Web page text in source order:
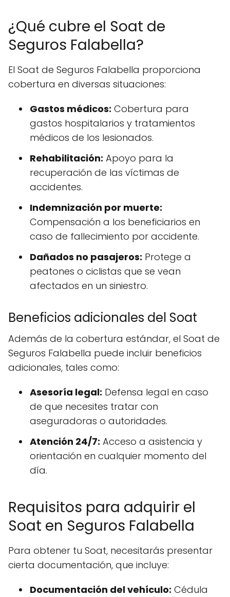
¿Qué cubre el Soat de
Seguros Falabella?
El Soat de Seguros Falabella proporciona
cobertura en diversas situaciones:
Gastos médicos: Cobertura para
gastos hospitalarios y tratamientos
médicos de los lesionados.
Rehabilitación: Apoyo para la
recuperación de las víctimas de
accidentes.
Indemnización por muerte:
Compensación a los beneficiarios en
caso de fallecimiento por accidente.
Dañados no pasajeros: Protege a
peatones o ciclistas que se vean
afectados en un siniestro.
Beneficios adicionales del Soat
Además de la cobertura estándar, el Soat de
Seguros Falabella puede incluir beneficios
adicionales, tales como:
Asesoría legal: Defensa legal en caso
de que necesites tratar con
aseguradoras o autoridades.
Atención 24/7: Acceso a asistencia y
orientación en cualquier momento del
día.
Requisitos para adquirir el
Soat en Seguros Falabella
Para obtener tu Soat, necesitarás presentar
cierta documentación, que incluye:
Documentación del vehículo: Cédula